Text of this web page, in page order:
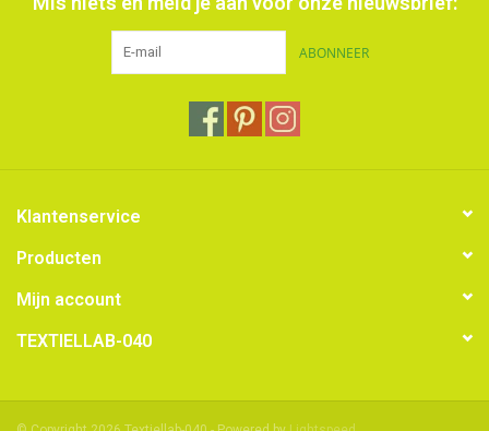
ABONNEER
Klantenservice
Producten
Mijn account
TEXTIELLAB-040